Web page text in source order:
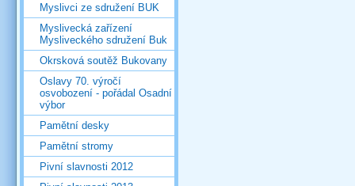
Myslivci ze sdružení BUK
Myslivecká zařízení
Mysliveckého sdružení Buk
Okrsková soutěž Bukovany
Oslavy 70. výročí
osvobození - pořádal Osadní
výbor
Pamětní desky
Pamětní stromy
Pivní slavnosti 2012